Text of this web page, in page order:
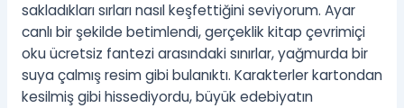
sakladıkları sırları nasıl keşfettiğini seviyorum. Ayar
canlı bir şekilde betimlendi, gerçeklik kitap çevrimiçi
oku ücretsiz fantezi arasındaki sınırlar, yağmurda bir
suya çalmış resim gibi bulanıktı. Karakterler kartondan
kesilmiş gibi hissediyordu, büyük edebiyatın